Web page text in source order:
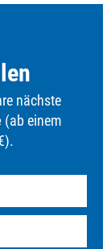
nächste
(ab einem